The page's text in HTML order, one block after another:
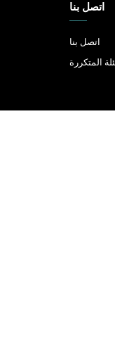
اتصل بنا
اتصل بنا
المتكررة